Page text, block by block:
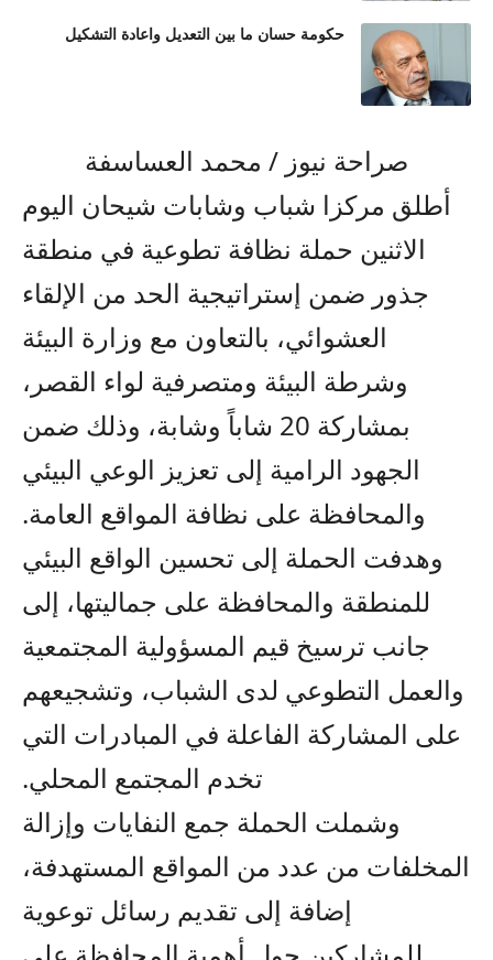
حكومة حسان ما بين التعديل واعادة التشكيل
صراحة نيوز / محمد العساسفة
أطلق مركزا شباب وشابات شيحان اليوم
الاثنين حملة نظافة تطوعية في منطقة
جذور ضمن إستراتيجية الحد من الإلقاء
العشوائي، بالتعاون مع وزارة البيئة
وشرطة البيئة ومتصرفية لواء القصر،
بمشاركة 20 شاباً وشابة، وذلك ضمن
الجهود الرامية إلى تعزيز الوعي البيئي
والمحافظة على نظافة المواقع العامة.
وهدفت الحملة إلى تحسين الواقع البيئي
للمنطقة والمحافظة على جماليتها، إلى
جانب ترسيخ قيم المسؤولية المجتمعية
والعمل التطوعي لدى الشباب، وتشجيعهم
على المشاركة الفاعلة في المبادرات التي
تخدم المجتمع المحلي.
وشملت الحملة جمع النفايات وإزالة
المخلفات من عدد من المواقع المستهدفة،
إضافة إلى تقديم رسائل توعوية